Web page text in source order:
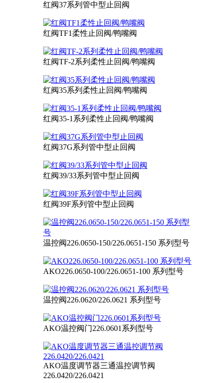
红阀37系列管中型止回阀
红阀TF1柔性止回阀/鸭嘴阀
红阀TF-2系列柔性止回阀/鸭嘴阀
红阀35系列柔性止回阀/鸭嘴阀
红阀35-1系列柔性止回阀/鸭嘴阀
红阀37G系列管中型止回阀
红阀39/33系列管中型止回阀
红阀39F系列管中型止回阀
温控阀226.0650-150/226.0651-150 系列型号
AKO226.0650-100/226.0651-100 系列型号
温控阀226.0620/226.0621 系列型号
AKO温控阀门226.0601系列型号
AKO温度调节器三通温控调节阀
226.0420/226.0421